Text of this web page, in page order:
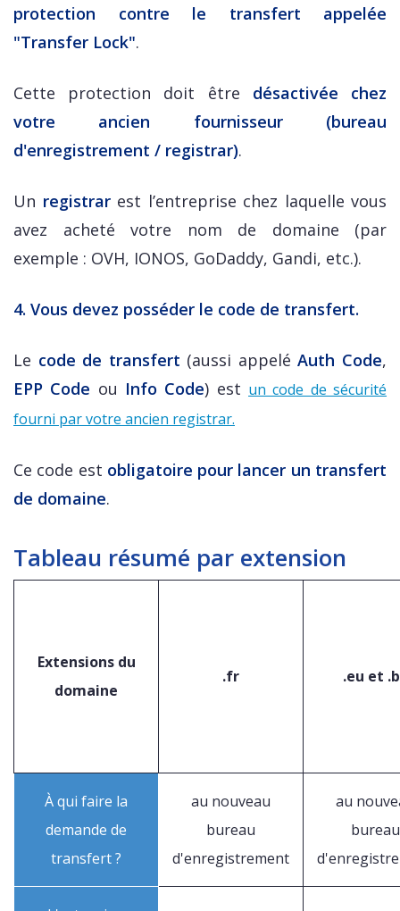
protection contre le transfert appelée
"Transfer Lock".
Cette protection doit être désactivée chez
votre ancien fournisseur (bureau
d'enregistrement / registrar).
Un registrarest l’entreprise chez laquelle vous
avez acheté votre nom de domaine (par
exemple : OVH, IONOS, GoDaddy, Gandi, etc.).
4. Vous devez posséder le code de transfert.
Le code de transfert (aussi appeléAuth Code,
EPP Code ou Info Code) est un code de sécurité
fourni par votre ancien registrar.
Ce code est obligatoire pour lancer un transfert
de domaine.
Tableau résumé par extension
Extensions du
domaine
.fr .eu et
À qui faire la
demande de
transfert ?
au nouveau
bureau
d'enregistrement
au
bureau